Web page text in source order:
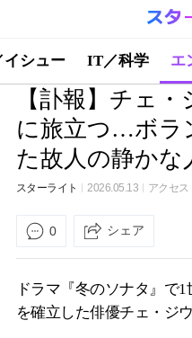
イシュー IT／科学 エ
【訃報】チェ
に旅立つ…ボラ
た故人の静かな
スターライト 2026.05.13 アクセス
0 シェア
ドラマ『冬のソナタ』で
を確立した俳優チェ・ジ